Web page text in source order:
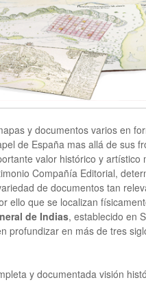
y documentos varios en
de España mas allá de sus
valor histórico y artístico
Compañía Editorial,
de documentos tan
ello que se localizan
de Indias, establecido en
profundizar en más de tres
y documentada visión